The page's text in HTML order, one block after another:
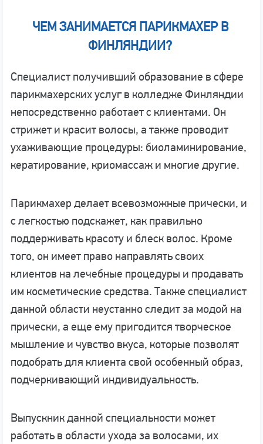
ЧЕМ ЗАНИМАЕТСЯ ПАРИКМАХЕР В
ФИНЛЯНДИИ?
Специалист получивший образование в сфере
парикмахерских услуг в колледже Финляндии
непосредственно работает с клиентами. Он
стрижет и красит волосы, а также проводит
ухаживающие процедуры: биоламинирование,
кератирование, криомассаж и многие другие.
Парикмахер делает всевозможные прически, и
с легкостью подскажет, как правильно
поддерживать красоту и блеск волос. Кроме
того, он имеет право направлять своих
клиентов на лечебные процедуры и продавать
им косметические средства. Также специалист
данной области неустанно следит за модой на
прически, а еще ему пригодится творческое
мышление и чувство вкуса, которые позволят
подобрать для клиента свой особенный образ,
подчеркивающий индивидуальность.
Выпускник данной специальности может
работать в области ухода за волосами, их